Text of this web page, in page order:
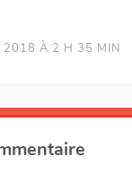
2018 À 2 H 35 MIN